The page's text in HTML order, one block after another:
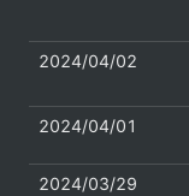
2024/04/02
2024/04/01
2024/03/29